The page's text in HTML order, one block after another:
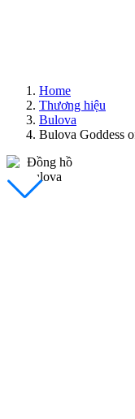
Home
Thương hiệu
Bulova
Bulova Goddess
Đồng Hồ Nam